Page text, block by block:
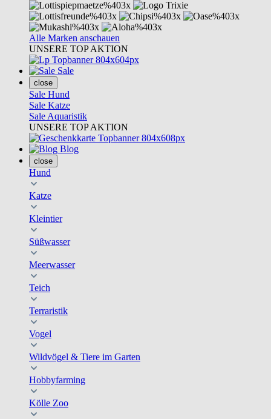
Alle Marken anschauen
UNSERE TOP AKTION
Sale
close
Sale Hund
Sale Katze
Sale Aquaristik
UNSERE TOP AKTION
Blog
close
Hund
Katze
Kleintier
Süßwasser
Meerwasser
Teich
Terraristik
Vogel
Wildvögel & Tiere im Garten
Hobbyfarming
Kölle Zoo